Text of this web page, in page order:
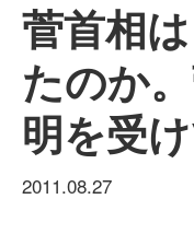
菅首相
たのか
明を受
2011.08.27